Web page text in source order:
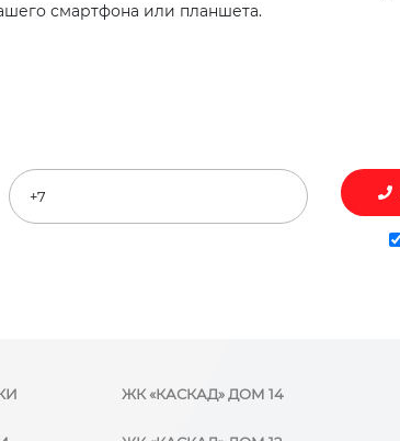
смартфона или планшета.
ЖК «КАСКАД» ДОМ 14